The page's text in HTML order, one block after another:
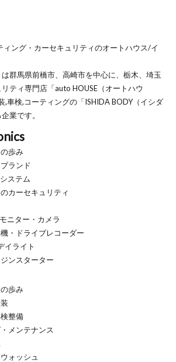
群馬県前橋市、高崎市を中心に、栃木、埼玉
ティ専門店「auto HOUSE（オートハウ
,車検,コーティングの「ISHIDA BODY（イシダ
業です。
歩み
ランド
ステム
カーセキュリティ
ニター・カメラ
・ドライブレコーダー
イライト
ンスターター
歩み
整備
メンテナンス
ォッシュ